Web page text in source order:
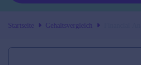
Startseite Gehaltsvergleich